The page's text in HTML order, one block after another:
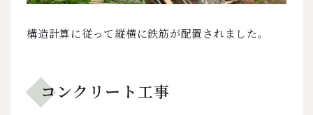
構造計算に従って縦横に鉄筋が配置されました。
コンクリート工事